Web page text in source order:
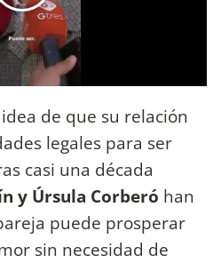
de que su relación
legales para ser
casi una década
y Úrsula Corberó han
puede prosperar
sin necesidad de